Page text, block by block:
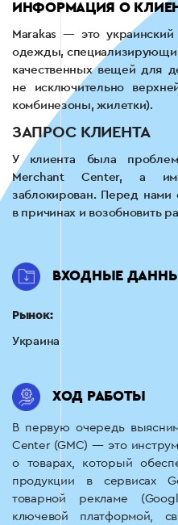
ИНФОРМАЦИЯ О
Marakas — это украинский
одежды,
качественных вещей для
не исключительно
комбинезоны, жилетки).
ЗАПРОС КЛИЕНТА
У клиента была
Merchant Center, а
заблокирован. Перед нами
в причинах и возобновить
ВХОДНЫЕ
Рынок:
Украина
ХОД РАБОТЫ
В первую очередь
Center (GMC) — это
о товарах, который
продукции в сервисах
товарной рекламе
ключевой платформой,